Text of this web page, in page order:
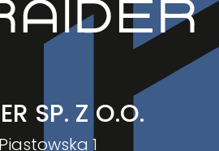
SP. Z O.O.
1